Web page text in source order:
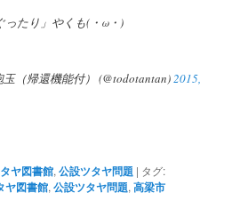
ったり」やくも(・ω・)
（帰還機能付） (@todotantan)2015,
ヤ図書館,公設ツタヤ問題 | タグ:
ヤ図書館,公設ツタヤ問題,高梁市